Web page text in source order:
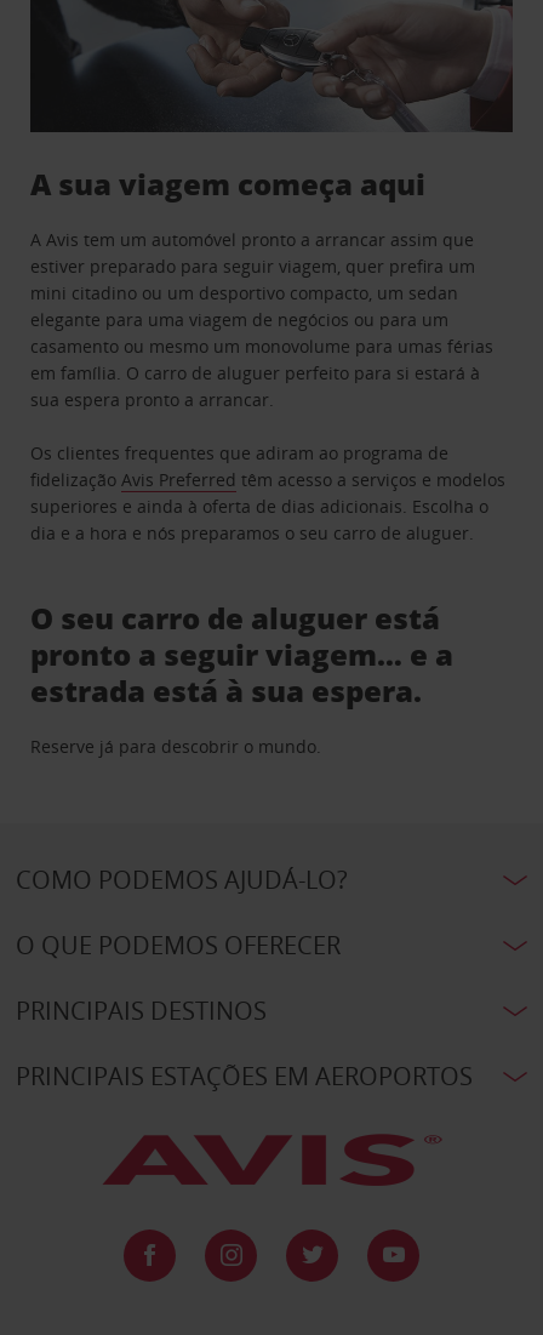
A sua viagem começa aqui
A Avis tem um automóvel pronto a arrancar assim que
estiver preparado para seguir viagem, quer prefira um
mini citadino ou um desportivo compacto, um sedan
elegante para uma viagem de negócios ou para um
casamento ou mesmo um monovolume para umas férias
em família. O carro de aluguer perfeito para si estará à
sua espera pronto a arrancar.
Os clientes frequentes que adiram ao programa de
fidelizaçãoAvis Preferred têm acesso a serviços e modelos
superiores e ainda à oferta de dias adicionais. Escolha o
dia e a hora e nós preparamos o seu carro de aluguer.
O seu carro de aluguer está
pronto a seguir viagem… e a
estrada está à sua espera.
Reserve já para descobrir o mundo.
COMO PODEMOS AJUDÁ-LO?
O QUE PODEMOS OFERECER
PRINCIPAIS DESTINOS
PRINCIPAIS ESTAÇÕES EM AEROPORTOS